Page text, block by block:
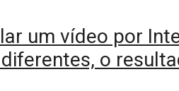
um vídeo por
o